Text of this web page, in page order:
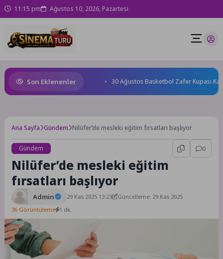
11:15 pm Ağustos 10, 2026, Pazartesi
Son Eklenenler
Mükemmel Değildi” 30 Ağustos Basketbol Zafer Kupası
Ana Sayfa Gündem Nilüfer’de mesleki eğitim fırsatları başlıyor
Gündem 0
Nilüfer’de mesleki eğitim
fırsatları başlıyor
Admin 29 Kas 2025 13:23
Güncelleme: 29 Kas 2025
36 Görüntüleme 1 dk.